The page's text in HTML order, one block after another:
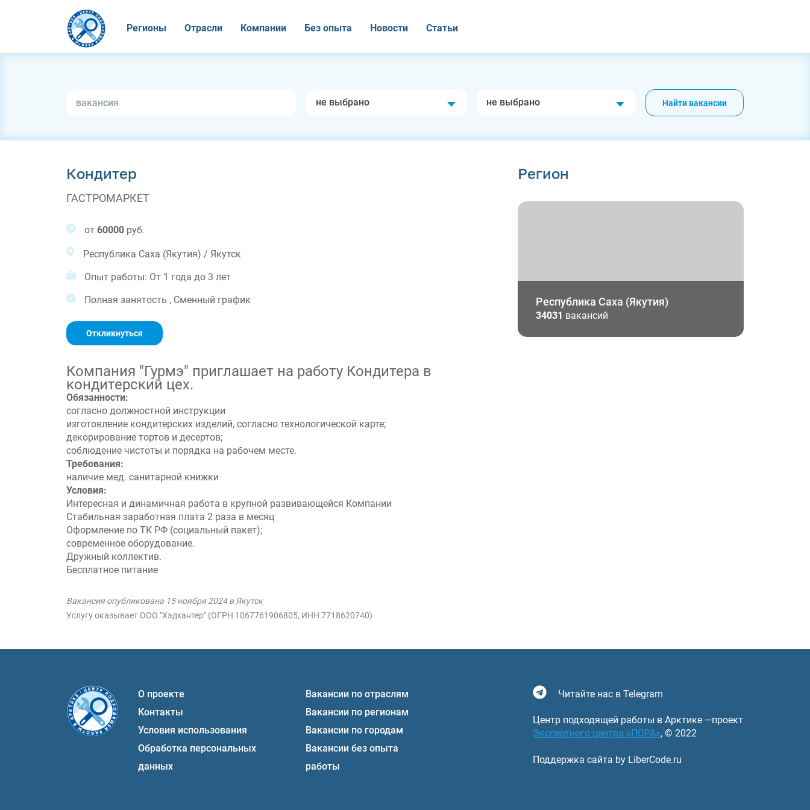
Регионы Отрасли Компании Без опыта Новости Статьи
не выбрано не выбрано Найти вакансии
Кондитер
ГАСТРОМАРКЕТ
от 60000 руб.
Республика Саха (Якутия) / Якутск
Опыт работы: От 1 года до 3 лет
Полная занятость , Сменный график
Откликнуться
Компания "Гурмэ" приглашает на работу Кондитера в
кондитерский цех.
Обязанности:
согласно должностной инструкции
изготовление кондитерских изделий, согласно технологической карте;
декорирование тортов и десертов;
соблюдение чистоты и порядка на рабочем месте.
Требования:
наличие мед. санитарной книжки
Условия:
Интересная и динамичная работа в крупной развивающейся Компании
Стабильная заработная плата 2 раза в месяц
Оформление по ТК РФ (социальный пакет);
современное оборудование.
Дружный коллектив.
Бесплатное питание
Вакансия опубликована 15 ноября 2024 в Якутск
Услугу оказывает ООО "Хэдхантер" (ОГРН 1067761906805, ИНН 7718620740)
Регион
Республика Саха (Якутия)
34031 вакансий
О проекте
Контакты
Условия использования
Обработка персональных
данных
Вакансии по отраслям
Вакансии по регионам
Вакансии по городам
Вакансии без опыта
работы
Читайте нас в Telegram
Центр подходящей работы в Арктике —проект
Экспертного центра «ПОРА», © 2022
Поддержка сайта by LiberCode.ru